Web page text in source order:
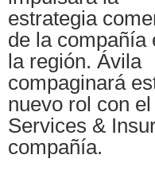
estrategia
de la compañía
la región. Ávila
compaginará
nuevo rol con
Services &
compañía.